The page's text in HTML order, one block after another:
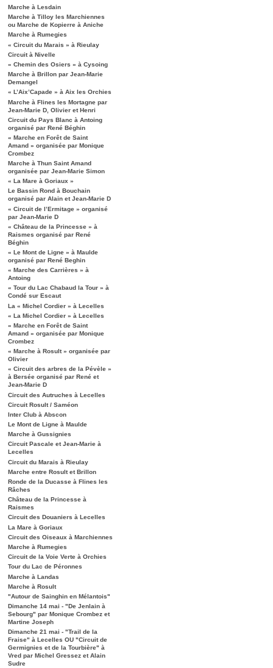
Marche à Lesdain
Marche à Tilloy les Marchiennes
ou Marche de Kopierre à Aniche
Marche à Rumegies
« Circuit du Marais » à Rieulay
Circuit à Nivelle
« Chemin des Osiers » à Cysoing
Marche à Brillon par Jean-Marie
Demangel
« L’Aix’Capade » à Aix les Orchies
Marche à Flines les Mortagne par
Jean-Marie D, Olivier et Henri
Circuit du Pays Blanc à Antoing
organisé par René Béghin
« Marche en Forêt de Saint
Amand » organisée par Monique
Crombez
Marche à Thun Saint Amand
organisée par Jean-Marie Simon
« La Mare à Goriaux »
Le Bassin Rond à Bouchain
organisé par Alain et Jean-Marie D
« Circuit de l’Ermitage » organisé
par Jean-Marie D
« Château de la Princesse » à
Raismes organisé par René
Béghin
« Le Mont de Ligne » à Maulde
organisé par René Beghin
« Marche des Carrières » à
Antoing
« Tour du Lac Chabaud la Tour » à
Condé sur Escaut
La « Michel Cordier » à Lecelles
« La Michel Cordier » à Lecelles
« Marche en Forêt de Saint
Amand » organisée par Monique
Crombez
« Marche à Rosult » organisée par
Olivier
« Circuit des arbres de la Pévèle »
à Bersée organisé par René et
Jean-Marie D
Circuit des Autruches à Lecelles
Circuit Rosult / Saméon
Inter Club à Abscon
Le Mont de Ligne à Maulde
Marche à Gussignies
Circuit Pascale et Jean-Marie à
Lecelles
Circuit du Marais à Rieulay
Marche entre Rosult et Brillon
Ronde de la Ducasse à Flines les
Râches
Château de la Princesse à
Raismes
Circuit des Douaniers à Lecelles
La Mare à Goriaux
Circuit des Oiseaux à Marchiennes
Marche à Rumegies
Circuit de la Voie Verte à Orchies
Tour du Lac de Péronnes
Marche à Landas
Marche à Rosult
"Autour de Sainghin en Mélantois"
Dimanche 14 mai - "De Jenlain à
Sebourg" par Monique Crombez et
Martine Joseph
Dimanche 21 mai - "Trail de la
Fraise" à Lecelles OU "Circuit de
Germignies et de la Tourbière" à
Vred par Michel Gressez et Alain
Sudre